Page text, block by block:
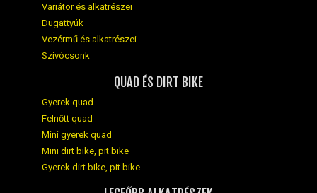
Variátor és alkatrészei
Dugattyúk
Vezérmű és alkatrészei
Szivócsonk
QUAD ÉS DIRT BIKE
Gyerek quad
Felnőtt quad
Mini gyerek quad
Mini dirt bike, pit bike
Gyerek dirt bike, pit bike